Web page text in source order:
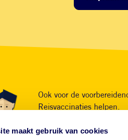
maakt gebruik van cookies
Ook voor de
Reisvaccinaties helpen.
App GGD Reist mee